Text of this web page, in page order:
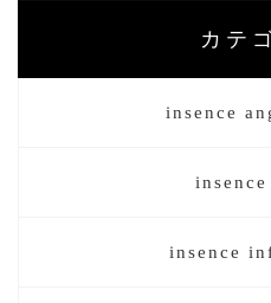
カテ
insence
insence